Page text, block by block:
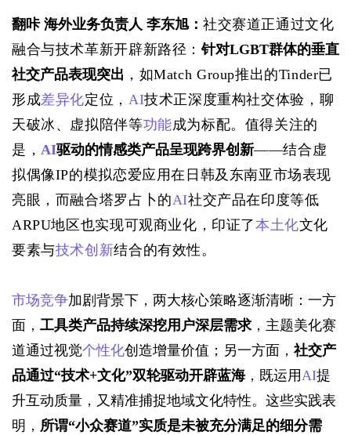
翻咔 海外业务负责人 李东旭： 社交赛道正通过文化
融合与技术革新开辟新路径：针对LGBT群体的垂直
社交产品表现突出 ，如Match Group推出的Tinder已
形成差异化定位， AI技术正深度重构社交体验，聊
天破冰、虚拟陪伴等功能成为标配。值得关注的
是，AI驱动的情感类产品呈现跨界创新——结合虚
拟偶像IP的模拟恋爱应用在日韩及东南亚市场表现
亮眼，而融合塔罗占卜的AI社交产品在印度等低
ARPU地区也实现可观商业化，印证了本土化文化
要素与技术创新结合的有效性。
市场竞争加剧背景下，两大核心策略逐渐清晰：一方
面， 工具类产品持续深挖用户深层需求，主题美化赛
道通过视觉个性化创造增量价值；另一方面， 社交产
品通过“技术+文化”双轮驱动开辟蓝海，既运用AI提
升互动质量，又精准捕捉地域文化特性。这些实践表
明， 所谓“小众赛道”实质是未被充分满足的细分需